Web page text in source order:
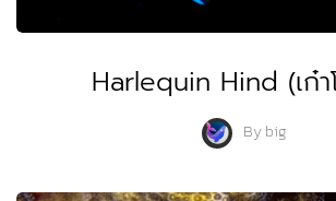
Harlequin Hind (เก๋
Bybig